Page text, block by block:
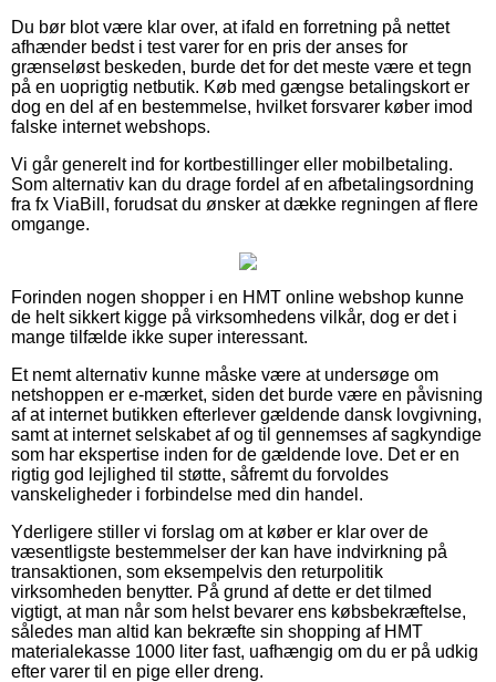
Du bør blot være klar over, at ifald en forretning på nettet
afhænder bedst i test varer for en pris der anses for
grænseløst beskeden, burde det for det meste være et tegn
på en uoprigtig netbutik. Køb med gængse betalingskort er
dog en del af en bestemmelse, hvilket forsvarer køber imod
falske internet webshops.
Vi går generelt ind for kortbestillinger eller mobilbetaling.
Som alternativ kan du drage fordel af en afbetalingsordning
fra fx ViaBill, forudsat du ønsker at dække regningen af flere
omgange.
Forinden nogen shopper i en HMT online webshop kunne
de helt sikkert kigge på virksomhedens vilkår, dog er det i
mange tilfælde ikke super interessant.
Et nemt alternativ kunne måske være at undersøge om
netshoppen er e-mærket, siden det burde være en påvisning
af at internet butikken efterlever gældende dansk lovgivning,
samt at internet selskabet af og til gennemses af sagkyndige
som har ekspertise inden for de gældende love. Det er en
rigtig god lejlighed til støtte, såfremt du forvoldes
vanskeligheder i forbindelse med din handel.
Yderligere stiller vi forslag om at køber er klar over de
væsentligste bestemmelser der kan have indvirkning på
transaktionen, som eksempelvis den returpolitik
virksomheden benytter. På grund af dette er det tilmed
vigtigt, at man når som helst bevarer ens købsbekræftelse,
således man altid kan bekræfte sin shopping af HMT
materialekasse 1000 liter fast, uafhængig om du er på udkig
efter varer til en pige eller dreng.